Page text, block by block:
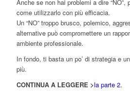
Anche se non hai problemi a dire “NO”,
come utilizzarlo con più efficacia.
Un “NO” troppo brusco, polemico,
alternative può compromettere un
ambiente professionale.
In fondo, ti basta un po’ di strategia e
più.
CONTINUA A LEGGERE >la parte 2.